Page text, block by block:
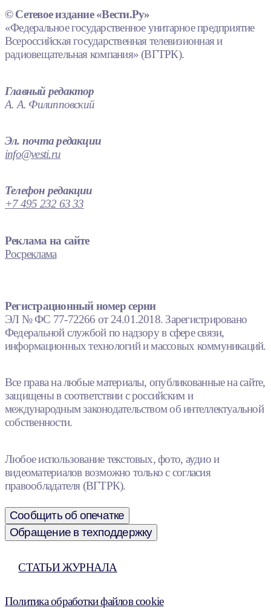
© Сетевое издание «Вести.Ру»
«Федеральное государственное унитарное предприятие
Всероссийская государственная телевизионная и
радиовещательная компания» (ВГТРК).
Главный редактор
А. А. Филипповский
Эл. почта редакции
info@vesti.ru
Телефон редакции
+7 495 232 63 33
Реклама на сайте
Росреклама
Регистрационный номер серии
ЭЛ № ФС 77-72266 от 24.01.2018. Зарегистрировано
Федеральной службой по надзору в сфере связи,
информационных технологий и массовых коммуникаций.
Все права на любые материалы, опубликованные на сайте,
защищены в соответствии с российским и
международным законодательством об интеллектуальной
собственности.
Любое использование текстовых, фото, аудио и
видеоматериалов возможно только с согласия
правообладателя (ВГТРК).
Сообщить об опечатке
Обращение в техподдержку
СТАТЬИ ЖУРНАЛА
Политика обработки файлов cookie